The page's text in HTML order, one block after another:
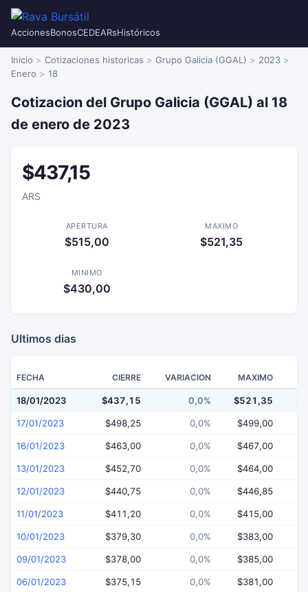
AccionesBonosCEDEARsHistóricos
Inicio Cotizaciones historicas Grupo Galicia (GGAL)
2023
Enero
18
Cotizacion del Grupo Galicia (GGAL) al 18
de enero de 2023
$437,15
ARS
APERTURA
$515,00
MAXIMO
$521,35
MINIMO
$430,00
Ultimos dias
FECHA CIERRE VARIACION MAXIMO
18/01/2023 $437,15 0,0% $521,35
17/01/2023 $498,25 0,0% $499,00
16/01/2023 $463,00 0,0% $467,00
13/01/2023 $452,70 0,0% $464,00
12/01/2023 $440,75 0,0% $446,85
11/01/2023 $411,20 0,0% $415,00
10/01/2023 $379,30 0,0% $383,00
09/01/2023 $378,00 0,0% $385,00
06/01/2023 $375,15 0,0% $381,00